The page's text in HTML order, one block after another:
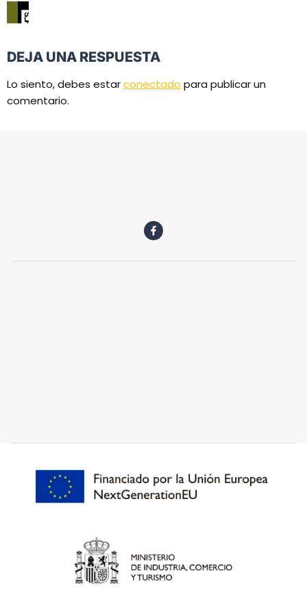
DEJA UNA RESPUESTA
Lo siento, debes estarconectado para publicar un
comentario.